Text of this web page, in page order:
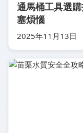
通馬桶工具選
塞煩惱
2025年11月13日